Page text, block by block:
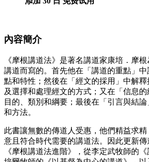
內容簡介
《摩根講道法》是著名講道家康培．摩
講道而寫的。首先他在「講道的重點」
點和特性；然後在「經文的採用」中解
及選擇和處理經文的方式；又在「信息
目的、類別和綱要；最後在「引言與結
和方法。
此書讓無數的傳道人受惠，他們精益求
意且符合時代需要的講道法。因此更新
《摩根講道法進階》，從李定武牧師的